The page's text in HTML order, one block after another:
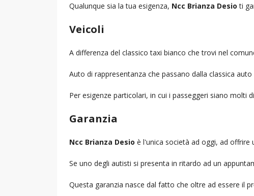
Qualunque sia la tua esigenza, Ncc Brianza Desio ti
Veicoli
A differenza del classico taxi bianco che trovi nel
Auto di rappresentanza che passano dalla classica
Per esigenze particolari, in cui i passeggeri siano molti
Garanzia
Ncc Brianza Desio è l'unica società ad oggi, ad offrire
Se uno degli autisti si presenta in ritardo ad un
Questa garanzia nasce dal fatto che oltre ad essere il